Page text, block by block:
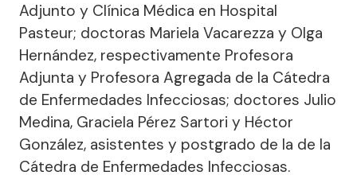
Adjunto y Clínica Médica en Hospital
Pasteur; doctoras Mariela Vacarezza y Olga
Hernández, respectivamente Profesora
Adjunta y Profesora Agregada de la Cátedra
de Enfermedades Infecciosas; doctores Julio
Medina, Graciela Pérez Sartori y Héctor
González, asistentes y postgrado de la de la
Cátedra de Enfermedades Infecciosas.